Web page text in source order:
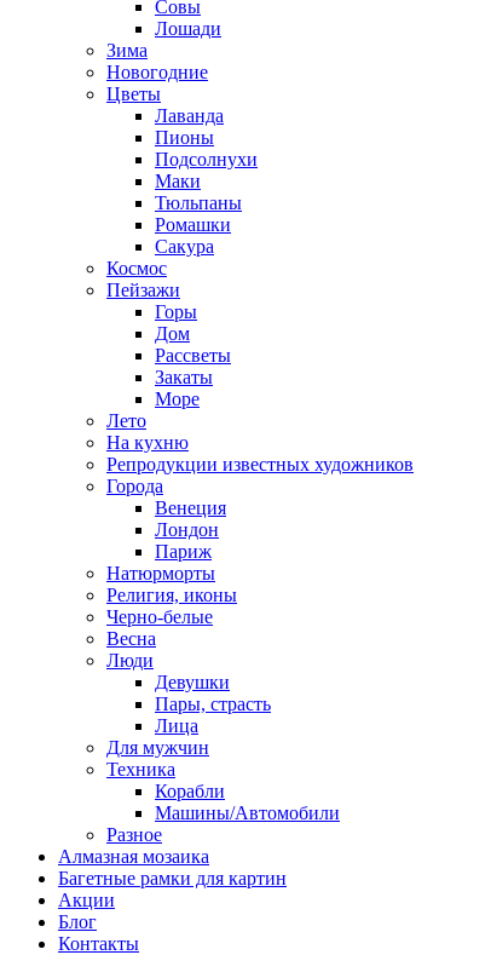
Совы
Лошади
Зима
Новогодние
Цветы
Лаванда
Пионы
Подсолнухи
Маки
Тюльпаны
Ромашки
Сакура
Космос
Пейзажи
Горы
Дом
Рассветы
Закаты
Море
Лето
На кухню
Репродукции известных художников
Города
Венеция
Лондон
Париж
Натюрморты
Религия, иконы
Черно-белые
Весна
Люди
Девушки
Пары, страсть
Лица
Для мужчин
Техника
Корабли
Машины/Автомобили
Разное
Алмазная мозаика
Багетные рамки для картин
Акции
Блог
Контакты